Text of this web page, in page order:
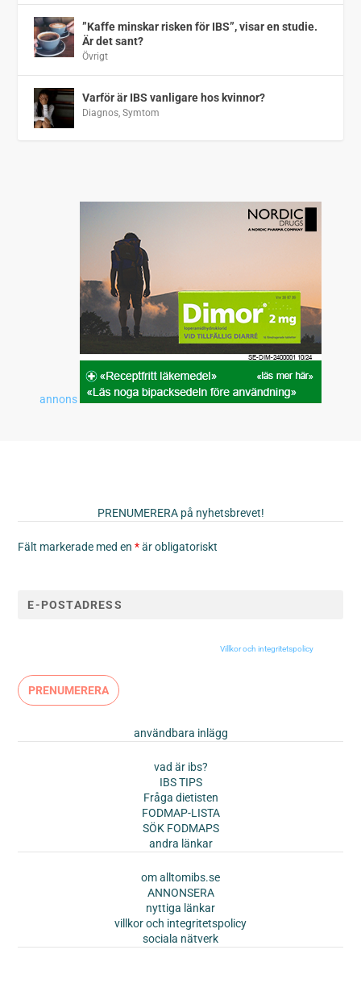
”Kaffe minskar risken för IBS”, visar en studie.
Är det sant?
Övrigt
Varför är IBS vanligare hos kvinnor?
Diagnos,Symtom
annons
PRENUMERERA på nyhetsbrevet!
Fält markerade med en*är obligatoriskt
Villkor och integritetspolicy.
användbara inlägg
vad är ibs?
IBS TIPS
Fråga dietisten
FODMAP-LISTA
SÖK FODMAPS
andra länkar
om alltomibs.se
ANNONSERA
nyttiga länkar
villkor och integritetspolicy
sociala nätverk